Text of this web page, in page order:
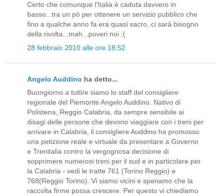
Certo che comunque l'Italia è caduta davvero in
basso...tra un pò per ottenere un servizio pubblico che
fino a qualche anno fa era quasi sacro, ci sarà bisogno
della rivolta...mah...poveri noi :(
28 febbraio 2010 alle ore 18:52
Angelo Auddino ha detto...
Buongiorno a tutti/e siamo lo staff del consigliere
regionale del Piemonte Angelo Auddino. Nativo di
Polistena, Reggio Calabria, da sempre sensibile ai
disagi delle persone che devono viaggiare con i treni per
arrivare in Calabria, il consigliere Auddino ha promosso
una petizione reale e virtuale da presentare a Governo
e Trenitalia contro la vergognosa decisione di
sopprimere numerosi treni per il sud e in particolare per
la Calabria - vedi le tratte 761 (Torino Reggio) e
768(Reggio Torino). Vi siamo vicini e speriamo che la
raccolta firme possa crescere. Per questo vi chiediamo